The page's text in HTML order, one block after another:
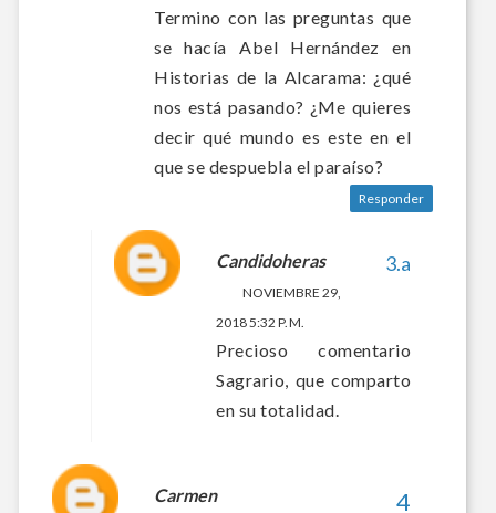
Termino con las preguntas que
se hacía Abel Hernández en
Historias de la Alcarama: ¿qué
nos está pasando? ¿Me quieres
decir qué mundo es este en el
que se despuebla el paraíso?
Responder
Candidoheras
NOVIEMBRE 29,
2018 5:32 P. M.
Precioso comentario
Sagrario, que comparto
en su totalidad.
Carmen